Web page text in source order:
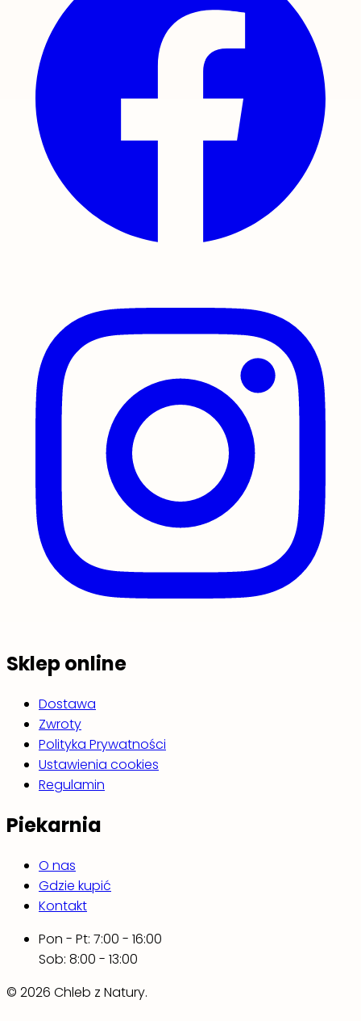
Sklep online
Dostawa
Zwroty
Polityka Prywatności
Ustawienia cookies
Regulamin
Piekarnia
O nas
Gdzie kupić
Kontakt
Pon - Pt: 7:00 - 16:00
Sob: 8:00 - 13:00
© 2026 Chleb z Natury.